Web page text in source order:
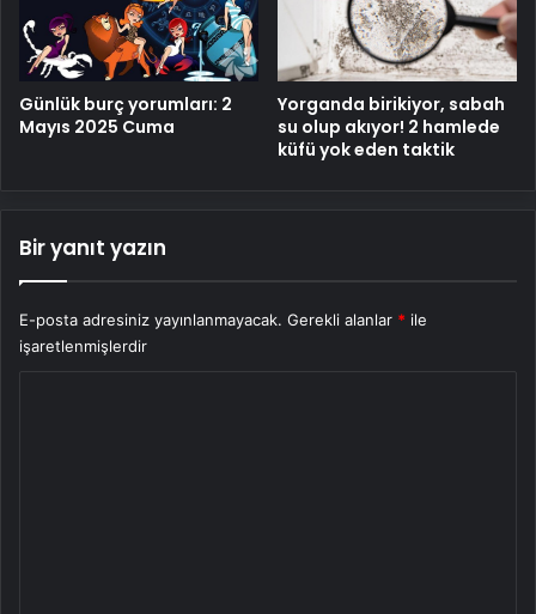
Günlük burç yorumları: 2
Mayıs 2025 Cuma
Yorganda birikiyor, sabah
su olup akıyor! 2 hamlede
küfü yok eden taktik
Bir yanıt yazın
E-posta adresiniz yayınlanmayacak. Gerekli alanlar * ile
işaretlenmişlerdir